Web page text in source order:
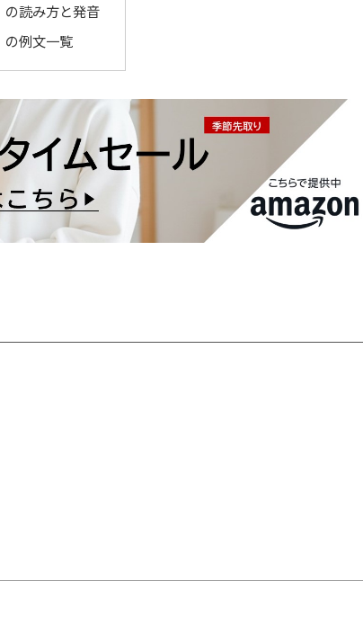
の読み方と発音
の例文一覧